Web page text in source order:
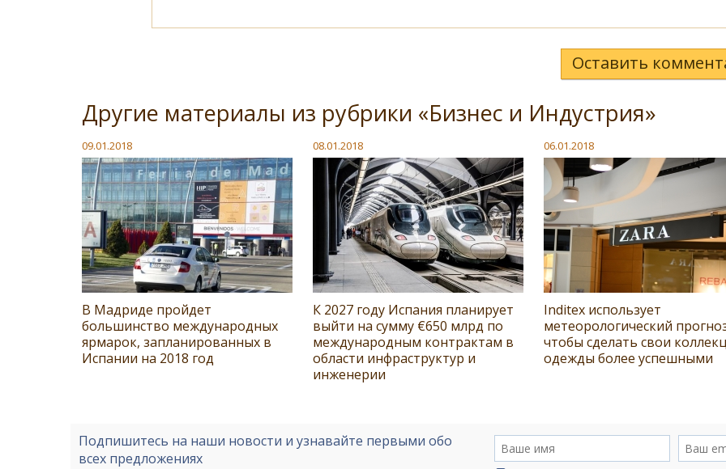
Оставить
Другие материалы из рубрики «Бизнес и Индустрия»
09.01.2018
В Мадриде пройдет
большинство международных
ярмарок, запланированных в
Испании на 2018 год
08.01.2018
К 2027 году Испания планирует
выйти на сумму €650 млрд по
международным контрактам в
области инфраструктур и
инженерии
06.01.2018
Inditex использует
метеорологический
чтобы сделать свои
одежды более успешными
Подпишитесь на наши новости и узнавайте первыми обо
всех предложениях